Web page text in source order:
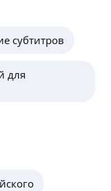
субтитров
для